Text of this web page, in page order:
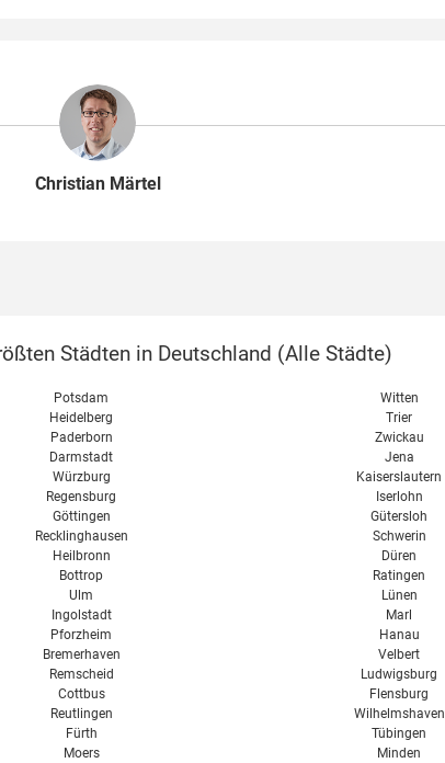
Christian Märtel
Städten in Deutschland (Alle Städte)
Potsdam
Heidelberg
Paderborn
Darmstadt
Würzburg
Regensburg
Göttingen
Recklinghausen
Heilbronn
Bottrop
Ulm
Ingolstadt
Pforzheim
Bremerhaven
Remscheid
Cottbus
Reutlingen
Fürth
Moers
Witten
Trier
Zwickau
Jena
Kaiserslautern
Iserlohn
Gütersloh
Schwerin
Düren
Ratingen
Lünen
Marl
Hanau
Velbert
Ludwigsburg
Flensburg
Wilhelmshaven
Tübingen
Minden